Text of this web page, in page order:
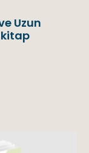
Uzun
kitap